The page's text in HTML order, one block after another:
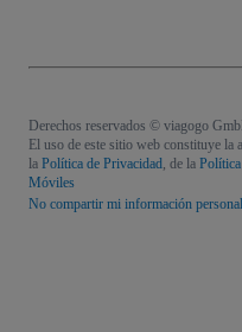
Derechos reservados © viagogo
El uso de este sitio web constituye la
la Política de Privacidad, de la
Móviles
No compartir mi información